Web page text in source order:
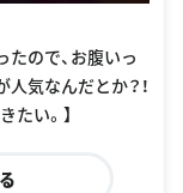
ので、お腹いっ
気なんだとか？！
たい。】